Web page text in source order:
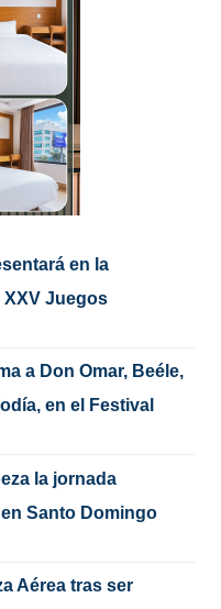
en la
Juegos
a Don Omar, Beéle,
en el Festival
la jornada
Santo Domingo
Aérea tras ser